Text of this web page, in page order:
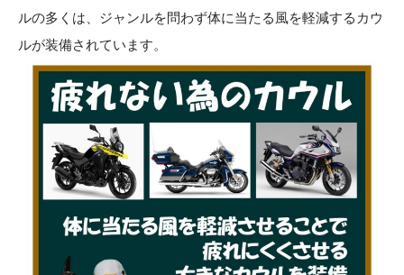
ルの多くは、ジャンルを問わず体に当たる風を軽減するカウ
ルが装備されています。